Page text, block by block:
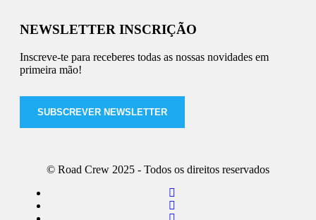
NEWSLETTER INSCRIÇÃO
Inscreve-te para receberes todas as nossas novidades em
primeira mão!
SUBSCREVER NEWSLETTER
© Road Crew 2025 - Todos os direitos reservados